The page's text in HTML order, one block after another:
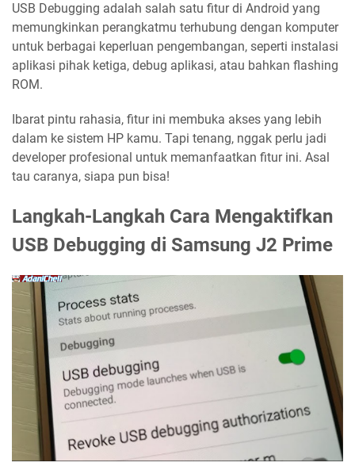
USB Debugging adalah salah satu fitur di Android yang
memungkinkan perangkatmu terhubung dengan komputer
untuk berbagai keperluan pengembangan, seperti instalasi
aplikasi pihak ketiga, debug aplikasi, atau bahkan flashing
ROM.
Ibarat pintu rahasia, fitur ini membuka akses yang lebih
dalam ke sistem HP kamu. Tapi tenang, nggak perlu jadi
developer profesional untuk memanfaatkan fitur ini. Asal
tau caranya, siapa pun bisa!
Langkah-Langkah Cara Mengaktifkan
USB Debugging di Samsung J2 Prime